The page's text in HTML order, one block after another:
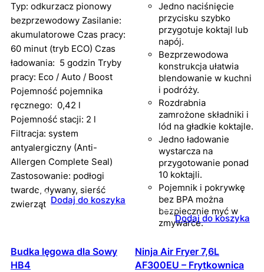
Typ: odkurzacz pionowy
bezprzewodowy Zasilanie:
akumulatorowe Czas pracy:
60 minut (tryb ECO) Czas
ładowania: 5 godzin Tryby
pracy: Eco / Auto / Boost
Pojemność pojemnika
ręcznego: 0,42 l
Pojemność stacji: 2 l
Filtracja: system
antyalergiczny (Anti-
Allergen Complete Seal)
Zastosowanie: podłogi
twarde, dywany, sierść
zwierząt Dodaj do koszyka
Jedno naciśnięcie
przycisku szybko
przygotuje koktajl lub
napój.
Bezprzewodowa
konstrukcja ułatwia
blendowanie w kuchni
i podróży.
Rozdrabnia
zamrożone składniki i
lód na gładkie koktajle.
Jedno ładowanie
wystarcza na
przygotowanie ponad
10 koktajli.
Pojemnik i pokrywkę
bez BPA można
bezpiecznie myć w
zmywarce.
Dodaj do koszyka
Budka lęgowa dla Sowy
HB4
Ninja Air Fryer 7,6L
AF300EU – Frytkownica